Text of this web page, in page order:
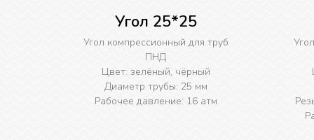
Угол 25*25
Угол компрессионный для труб
ПНД
Цвет: зелёный, чёрный
Диаметр трубы: 25 мм
Рабочее давление: 16 атм